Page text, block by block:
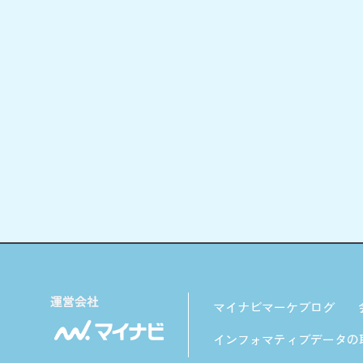
マイナビマーケブログ
インフォマティブデータ